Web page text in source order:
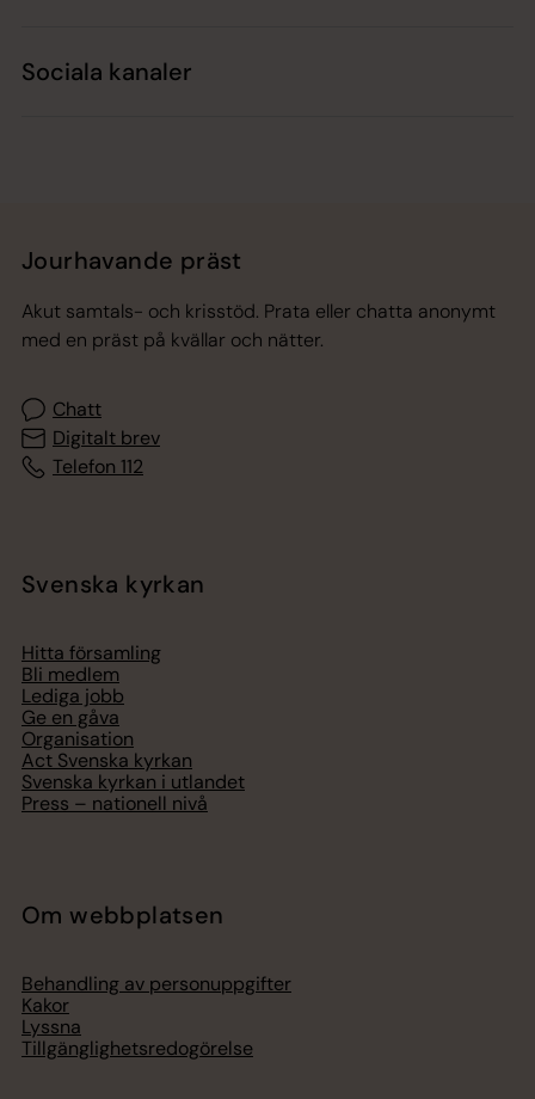
Sociala kanaler
Jourhavande präst
Akut samtals- och krisstöd. Prata eller chatta anonymt
med en präst på kvällar och nätter.
Chatt
Digitalt brev
Telefon 112
Svenska kyrkan
Hitta församling
Bli medlem
Lediga jobb
Ge en gåva
Organisation
Act Svenska kyrkan
Svenska kyrkan i utlandet
Press – nationell nivå
Om webbplatsen
Behandling av personuppgifter
Kakor
Lyssna
Tillgänglighetsredogörelse